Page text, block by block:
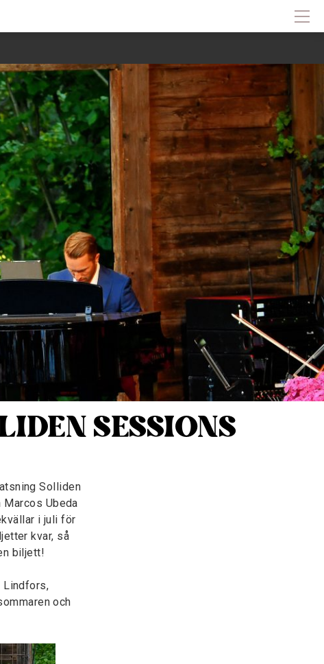
Frågor och Svar
Biljetter
Servering
Nyheter
Historik
Kontakt
SESSIONS
Solliden
Ubeda
i juli för
kvar, så
biljett!
Lindfors,
och